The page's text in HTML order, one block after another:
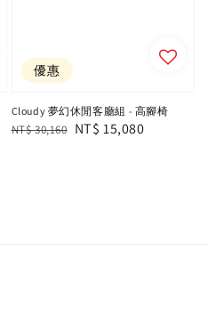
優惠
Cloudy 夢幻休閒客廳組 - 高腳椅
Regular
NT$ 30,160 Sale
NT$ 15,080